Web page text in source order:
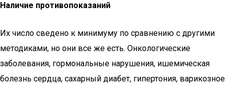
Наличие противопоказаний
Их число сведено к минимуму по сравнению с другими
методиками, но они все же есть. Онкологические
заболевания, гормональные нарушения, ишемическая
болезнь сердца, сахарный диабет, гипертония, варикозное